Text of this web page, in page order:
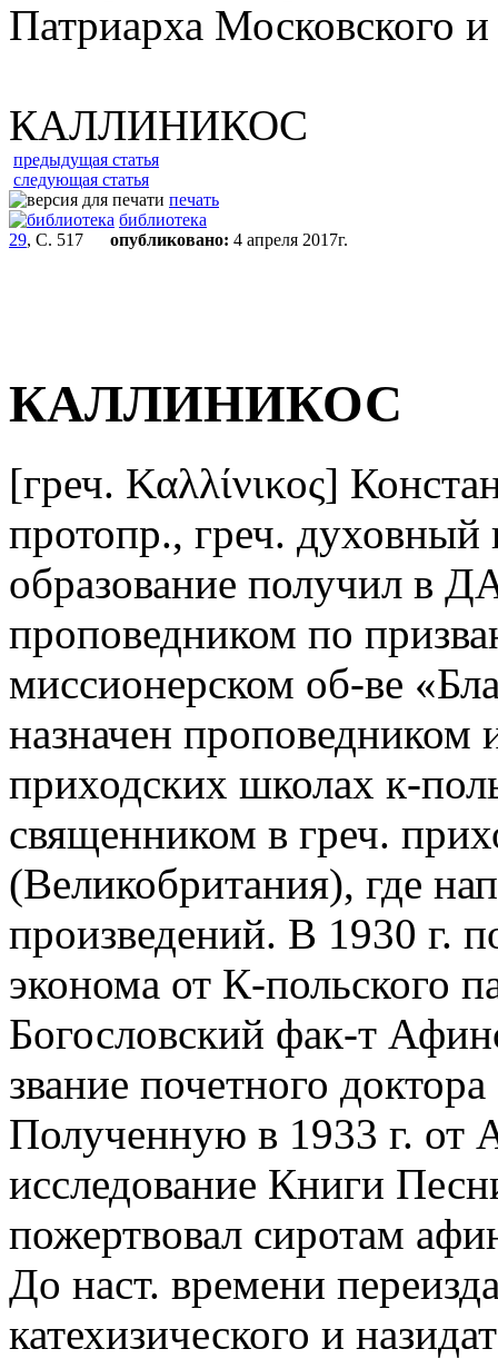
Патриарха Московского
КАЛЛИНИКОС
предыдущая статья
следующая статья
печать
библиотека
29, С. 517 опубликовано: 4 апреля 2017г.
КАЛЛИНИКОС
[греч. Καλλίνικος]
протопр., греч. духовный
образование получил в
проповедником по
миссионерском об-ве
назначен проповедником
приходских школах к-
священником в греч.
(Великобритания), где
произведений. В 1930 г.
эконома от К-польского
Богословский фак-т
звание почетного
Полученную в 1933 г.
исследование Книги
пожертвовал сиротам
До наст. времени
катехизического и